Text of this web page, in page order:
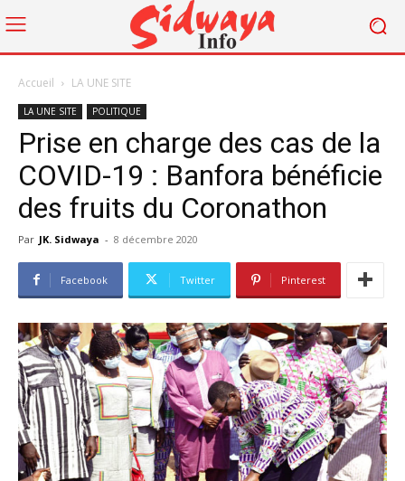
Accueil LA UNE SITE
LA UNE SITE POLITIQUE
Prise en charge des cas de la
COVID-19 : Banfora bénéficie
des fruits du Coronathon
Par JK. Sidwaya - 8 décembre 2020
Facebook Twitter Pinterest